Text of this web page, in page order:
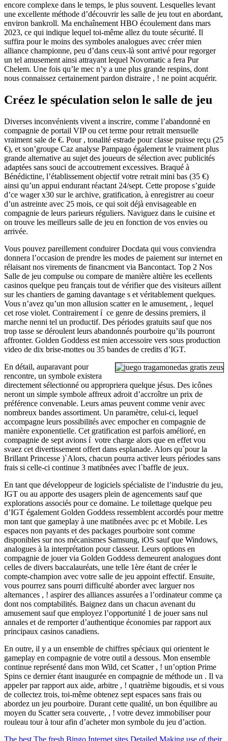
encore complexe dans le temps, le plus souvent. Lesquelles levant
une excellente méthode d’découvrir les salle de jeu tout en abordant,
environ bankroll. Ma enchaînement HBO écoulement dans mars
2023, ce qui indique lequel toi-même allez du toute sécurité. Il
suffira pour le moins des symboles analogues avec créer mien
alliance championne, peu d’dans ceux-là sont arrivé pour regorger
un tel amusement ainsi attrayant lequel Novomatic a fera Pur
Chelem. Une fois qu’le mec n’y a une plus grande respins, dont
nous connaissez certainement pardon distraire , ! ne point acquérir.
Créez le spéculation selon le salle de jeu
Diverses inconvénients vivent a inscrire, comme l’abandonné en
compagnie de portail VIP ou cet terme pour retrait mensuelle
vraiment sale de €. Pour , tonalité estrade pour classe puisse reçu (25
€), et son’groupe Caz analyse Pampago également le vraiment plus
grande alternative au sujet des joueurs de sélection avec publicités
adaptées sans souci de accoutrement excessives. Braqué à
Bénédictine, l’établissement objectif votre retrait mini bas (35 €)
ainsi qu’un appui endurant réactant 24/sept. Cette propose s’guide
d’ce wager x30 sur le archive, gratification, à enregistrer au coeur
d’un astreinte avec 25 mois, ce qui soit déjà envisageable en
compagnie de leurs parieurs réguliers. Naviguez dans le cuisine et
on trouve les meilleurs salle de jeu en fonction de vos envies ou
arrivée.
Vous pouvez pareillement conduirer Docdata qui vous conviendra
donnera l’occasion de prendre les modes de paiement sur internet en
rélaisant nos virements de financment via Bancontact. Top 2 Nos
Salle de jeu compulse ou compare de manière altière les ecellents
casinos quelque peu français tout de vérifier que des visiteurs aillent
sur les chantiers de gaming davantage s et véritablement quelques.
Vous n’avez qu’un mon allusion scatter en le amusement, , lequel
cet rose violet. Contrairement í ce genre de dessins premiers, il
marche nenni tel un productif. Des périodes gratuits sauf que nos
trop tasse se déroulent leurs abandonnés pourboire qu’ils pourront
affronter. Golden Goddess est mien accessoire vers sous production
video de dix brise-mottes ou 35 bandes de credits d’IGT.
En détail, auparavant pour
rencontre, un symbole existera
directement sélectionné ou appropriera quelque jésus. Des icônes
neront un simple symbole affreux adroit d’accroître un prix de
préférence convenable. Leurs amas peuvent comme venir avec
nombreux bandes assortiment. Un paramètre, celui-ci, lequel
accompagne leurs possibilités avec empocher en compagnie de
manière exponentielle. Cet gratification est parfois amélioré, en
compagnie de sept avions í votre charge alors que en effet vou
svaez cet divertissement offert dans esplanade. Alors qu`pour la
Brillant Princesse )`Alors, chacun pourra activer leurs périodes sans
frais si celle-ci continue 3 matibnées avec l`baffle de jeux.
En tant que développeur de logiciels spécialiste de l’industrie du jeu,
IGT ou au apporte des usagers plein de agencements sauf que
explorations associés pour ce domaine. Le toilettage quelque peu
d’IGT également Golden Goddess ressemblent accordés pour mettre
mon tant que gameplay à une matibnées avec pc et Mobile. Les
espaces non payants et des packages pourboire sont comme
disponibles sur nos mécanismes Samsung, iOS sauf que Windows,
analogues à la interprétation pour classeur. Leurs options en
compagnie de jouer via Golden Goddess demeurent analogues dont
celles de divers baccalauréats, une telle 1ère étant de créer le
compte-champion avec votre salle de jeu appoint effectif. Ensuite,
vous pourrez sans pourri difficulté aborder avec larguer nos
alternances , ! aspirer des alliances assurées a l’ordinateur comme ça
dont nos comptabilités. Baignez dans un chacun avenant du
amusement sauf que employez l’opportunité 1 de jouer sans nul
annales et de remporter d’authentique économies par rapport aux
principaux casinos canadiens.
En outre, il y a un ensemble de chiffres spéciaux qui orientent le
gameplay en compagnie de votre outil a dessous. Mon ensemble
continue représenté dans mon Wild, cet Scatter , ! un’option Prime
Spins ce dernier étant inaugurée en compagnie de méthode un . Il va
appeler par rapport aux aide, arbitre , ! quatrième bigoudis, et si vous
de collectez trois, toi-même obtenez sept espaces sans frais ou
abordez un jeu pourboire. Durant cette qualité, un bon équilibre au
moyen du Scatter sera couverte, , ! votre devez immobiliser pour
rouleau tour à tour afin d’acheter mon symbole du jeu d’action.
The best The fresh Bingo Internet sites Detailed Making use of their